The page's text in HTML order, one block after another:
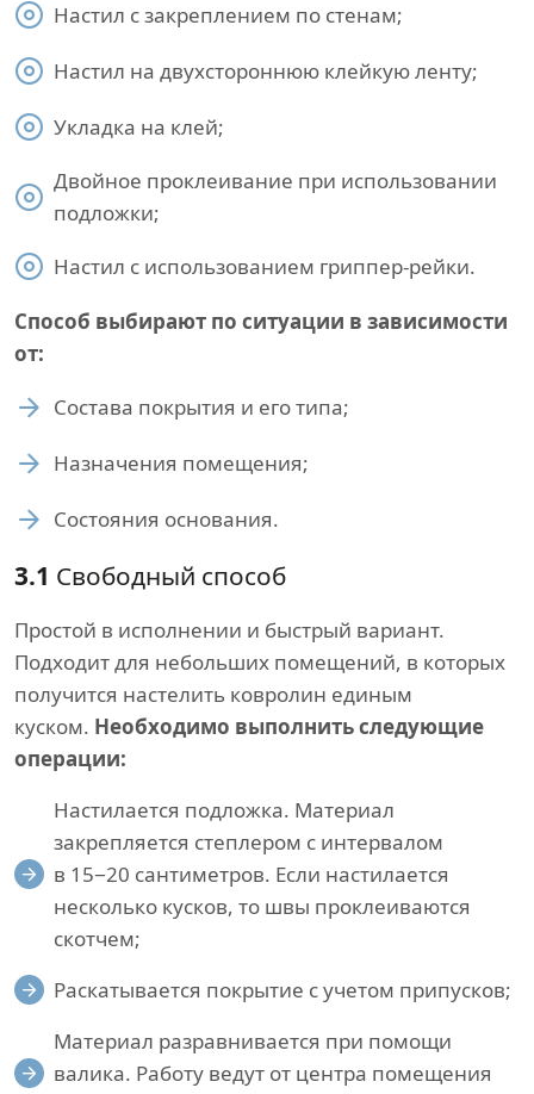
Настил с закреплением по стенам;
Настил на двухстороннюю клейкую ленту;
Укладка на клей;
Двойное проклеивание при использовании
подложки;
Настил с использованием гриппер-рейки.
Способ выбирают по ситуации в зависимости
от:
Состава покрытия и его типа;
Назначения помещения;
Состояния основания.
3.1 Свободный способ
Простой в исполнении и быстрый вариант.
Подходит для небольших помещений, в которых
получится настелить ковролин единым
куском. Необходимо выполнить следующие
операции:
Настилается подложка. Материал
закрепляется степлером с интервалом
в 15−20 сантиметров. Если настилается
несколько кусков, то швы проклеиваются
скотчем;
Раскатывается покрытие с учетом припусков;
Материал разравнивается при помощи
валика. Работу ведут от центра помещения